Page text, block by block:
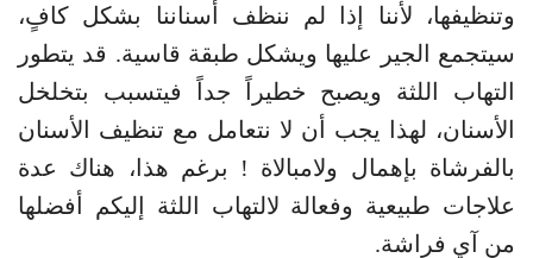
وتنظيفها، لأننا إذا لم ننظف أسناننا بشكل كافٍ،
سيتجمع الجير عليها ويشكل طبقة قاسية. قد يتطور
التهاب اللثة ويصبح خطيراً جداً فيتسبب بتخلخل
الأسنان، لهذا يجب أن لا نتعامل مع تنظيف الأسنان
بالفرشاة بإهمال ولامبالاة ! برغم هذا، هناك عدة
علاجات طبيعية وفعالة لالتهاب اللثة إليكم أفضلها
من آي فراشة.